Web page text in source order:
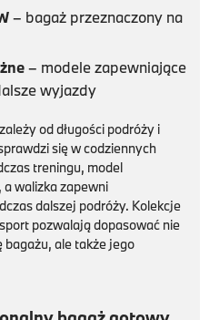
– bagaż przeznaczony na
– modele zapewniające
wyjazdy
od długości podróży i
się w codziennych
treningu, model
walizka zapewni
dalszej podróży. Kolekcje
pozwalają dopasować nie
ale także jego